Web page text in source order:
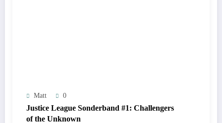
Matt 0
Justice League Sonderband #1: Challengers
of the Unknown